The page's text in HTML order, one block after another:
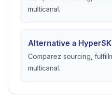
multicanal.
Alternative a
Comparez sourcing,
multicanal.